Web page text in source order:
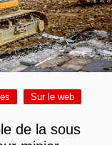
Sur le web
de la sous